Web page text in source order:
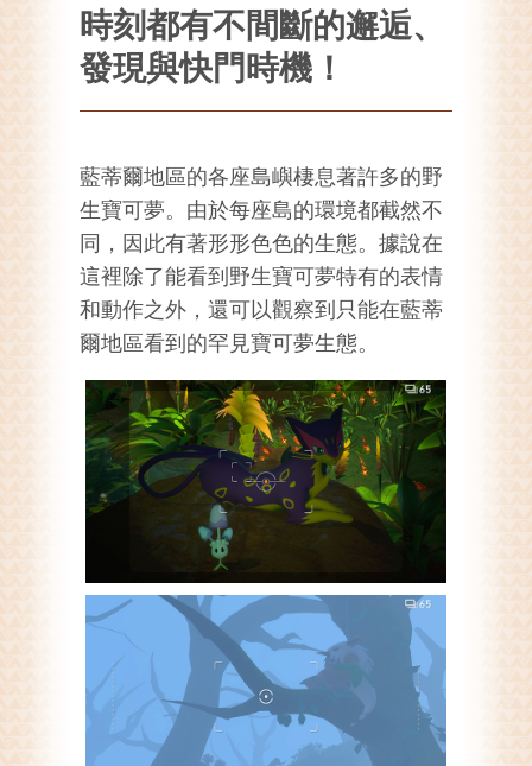
時刻都有不間斷的邂逅、
發現與快門時機！
藍蒂爾地區的各座島嶼棲息著許多的野
生寶可夢。由於每座島的環境都截然不
同，因此有著形形色色的生態。據說在
這裡除了能看到野生寶可夢特有的表情
和動作之外，還可以觀察到只能在藍蒂
爾地區看到的罕見寶可夢生態。